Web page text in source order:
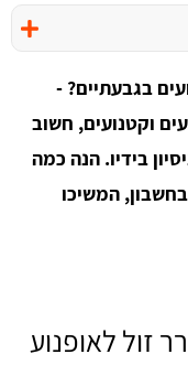
בגבעתיים? -
וקטנועים, חשוב
בידיו. הנה כמה
המשיכו
זול לאופנוע